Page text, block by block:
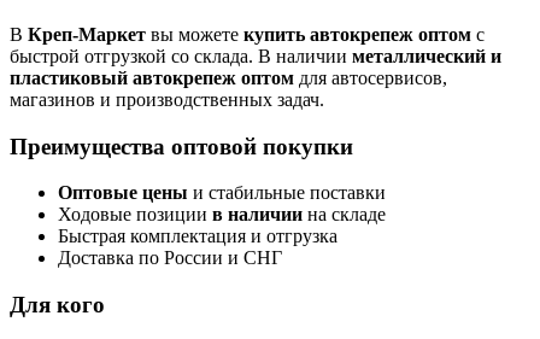
В Креп-Маркет вы можете купить автокрепеж оптом с
быстрой отгрузкой со склада. В наличии металлический и
пластиковый автокрепеж оптом для автосервисов,
магазинов и производственных задач.
Преимущества оптовой покупки
Оптовые цены и стабильные поставки
Ходовые позиции в наличии на складе
Быстрая комплектация и отгрузка
Доставка по России и СНГ
Для кого